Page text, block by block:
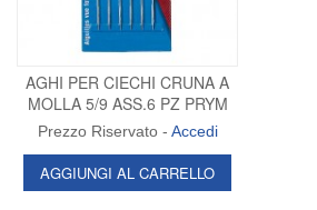
AGHI PER CIECHI CRUNA A
MOLLA 5/9 ASS.6 PZ PRYM
Prezzo Riservato - Accedi
AGGIUNGI AL CARRELLO